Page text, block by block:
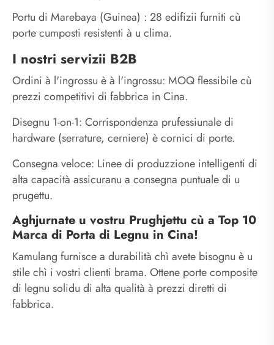
Portu di Marebaya (Guinea) : 28 edifizii furniti cù
porte cumposti resistenti à u clima.
I nostri servizii B2B
Ordini à l'ingrossu è à l'ingrossu: MOQ flessibile cù
prezzi competitivi di fabbrica in Cina.
Disegnu 1-on-1: Corrispondenza prufessiunale di
hardware (serrature, cerniere) è cornici di porte.
Consegna veloce: Linee di produzzione intelligenti di
alta capacità assicuranu a consegna puntuale di u
prugettu.
Aghjurnate u vostru Prughjettu cù a Top 10
Marca di Porta di Legnu in Cina!
Kamulang furnisce a durabilità chì avete bisognu è u
stile chì i vostri clienti brama. Ottene porte composite
di legnu solidu di alta qualità à prezzi diretti di
fabbrica.